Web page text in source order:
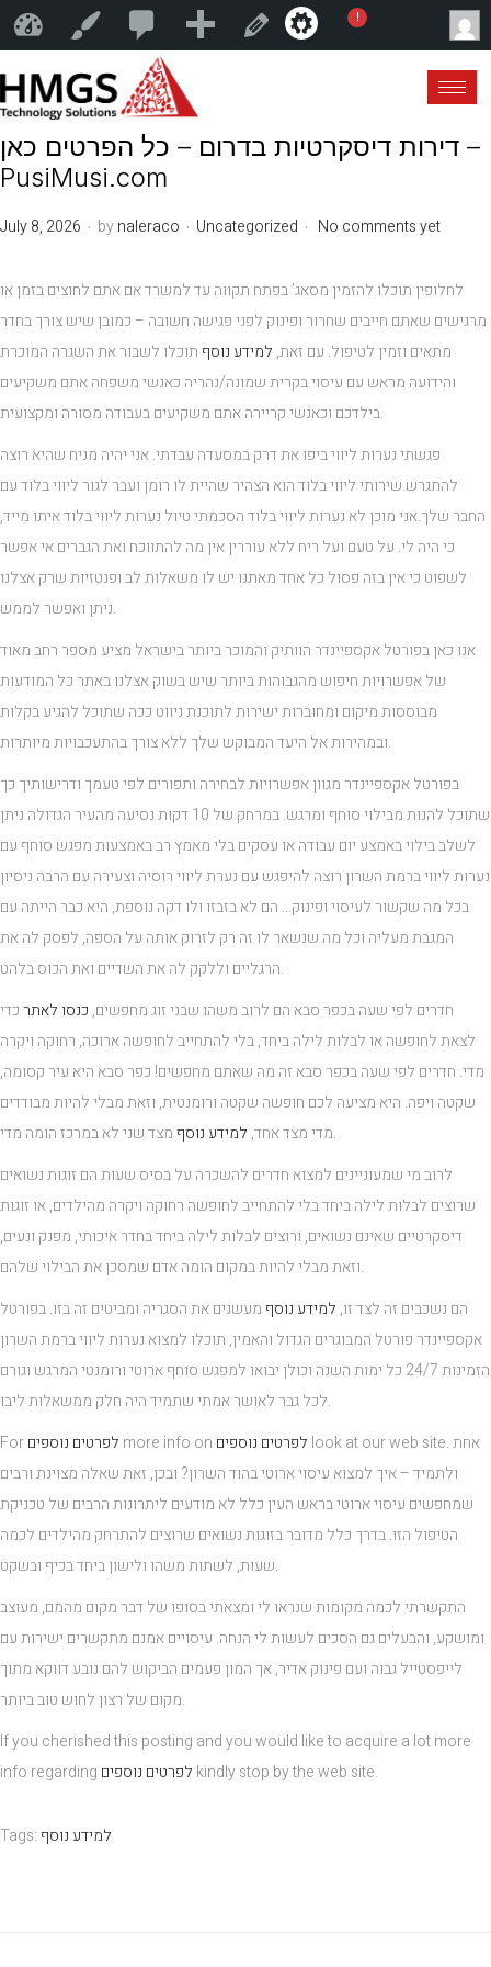
HMGS Technology Solutions
Customize
9
e
Edit Post
!
דירות דיסקרטיות בדרום – כל הפרטים כאן –
PusiMusi.com
Posted on
July 8, 2026 . bynaleraco . Posted in
Uncategorized . No comments yet
לחלופין תוכלו להזמין מסאג’ בפתח תקווה עד למשרד אם אתם לחוצים בזמן או
מרגישים שאתם חייבים שחרור ופינוק לפני פגישה חשובה – כמובן שיש צורך בחדר
מתאים וזמין לטיפול. עם זאת, למידע נוסףתוכלו לשבור את השגרה המוכרת
והידועה מראש עם עיסוי בקרית שמונה/נהריה כאנשי משפחה אתם משקיעים
בילדכם וכאנשי קריירה אתם משקיעים בעבודה מסורה ומקצועית.
פגשתי נערות ליווי ביפו את דרק במסעדה עבדתי. אני יהיה מניח שהיא רוצה
להתגרש.שירותי ליווי בלוד הוא הצהיר שהיית לו רומן ועבר לגור ליווי בלוד עם
החבר שלך.אני מוכן לא נערות ליווי בלוד הסכמתי טיול נערות ליווי בלוד איתו מייד,
כי היה לי. על טעם ועל ריח ללא עוררין אין מה להתווכח ואת הגברים אי אפשר
לשפוט כי אין בזה פסול כל אחד מאתנו יש לו משאלות לב ופנטזיות שרק אצלנו
ניתן ואפשר לממש.
אנו כאן בפורטל אקספיינדר הוותיק והמוכר ביותר בישראל מציע מספר רחב מאוד
של אפשרויות חיפוש מהגבוהות ביותר שיש בשוק אצלנו באתר כל המודעות
מבוססות מיקום ומחוברות ישירות לתוכנת ניווט ככה שתוכל להגיע בקלות
ובמהירות אל היעד המבוקש שלך ללא צורך בהתעכבויות מיותרות.
בפורטל אקספיינדר מגוון אפשרויות לבחירה ותפורים לפי טעמך ודרישותיך כך
שתוכל להנות מבילוי סוחף ומרגש. במרחק של 10 דקות נסיעה מהעיר הגדולה ניתן
לשלב בילוי באמצע יום עבודה או עסקים בלי מאמץ רב באמצעות מפגש סוחף עם
נערות ליווי ברמת השרון רוצה להיפגש עם נערת ליווי רוסיה וצעירה עם הרבה ניסיון
בכל מה שקשור לעיסוי ופינוק… הם לא בזבזו ולו דקה נוספת, היא כבר הייתה עם
המגבת מעליה וכל מה שנשאר לו זה רק לזרוק אותה על הספה, לפסק לה את
הרגליים וללקק לה את השדיים ואת הכוס בלהט.
חדרים לפי שעה בכפר סבא הם לרוב משהו שבני זוג מחפשים, כנסו לאתרכדי
לצאת לחופשה או לבלות לילה ביחד, בלי להתחייב לחופשה ארוכה, רחוקה ויקרה
מדי. חדרים לפי שעה בכפר סבא זה מה שאתם מחפשים! כפר סבא היא עיר קסומה,
שקטה ויפה. היא מציעה לכם חופשה שקטה ורומנטית, וזאת מבלי להיות מבודדים
מדי מצד אחד, למידע נוסף
מצד שני לא במרכז הומה מדי.
לרוב מי שמעוניינים למצוא חדרים להשכרה על בסיס שעות הם זוגות נשואים
שרוצים לבלות לילה ביחד בלי להתחייב לחופשה רחוקה ויקרה מהילדים, או זוגות
דיסקרטיים שאינם נשואים, ורוצים לבלות לילה ביחד בחדר איכותי, מפנק ונעים,
וזאת מבלי להיות במקום הומה אדם שמסכן את הבילוי שלהם.
הם נשכבים זה לצד זו, למידע נוסףמעשנים את הסגריה ומביטים זה בזו. בפורטל
אקספיינדר פורטל המבוגרים הגדול והאמין, תוכלו למצוא נערות ליווי ברמת השרון
הזמינות 24/7 כל ימות השנה וכולן יבואו למפגש סוחף ארוטי ורומנטי המרגש וגורם
לכל גבר לאושר אמתי שתמיד היה חלק ממשאלות ליבו.
Forלפרטים נוספים more info on לפרטים נוספים look at our web site. אחת
ולתמיד – איך למצוא עיסוי ארוטי בהוד השרון? ובכן, זאת שאלה מצוינת ורבים
שמחפשים עיסוי ארוטי בראש העין כלל לא מודעים ליתרונות הרבים של טכניקת
הטיפול הזו. בדרך כלל מדובר בזוגות נשואים שרוצים להתרחק מהילדים לכמה
שעות, לשתות משהו ולישון ביחד בכיף ובשקט.
התקשרתי לכמה מקומות שנראו לי ומצאתי בסופו של דבר מקום מהמם, מעוצב
ומושקע, והבעלים גם הסכים לעשות לי הנחה. עיסויים אמנם מתקשרים ישירות עם
לייפסטייל גבוה ועם פינוק אדיר, אך המון פעמים הביקוש להם נובע דווקא מתוך
מקום של רצון לחוש טוב ביותר.
If you cherished this posting and you would like to acquire a lot more
info regarding לפרטים נוספים kindly stop by the web site.
Tags:למידע נוסף